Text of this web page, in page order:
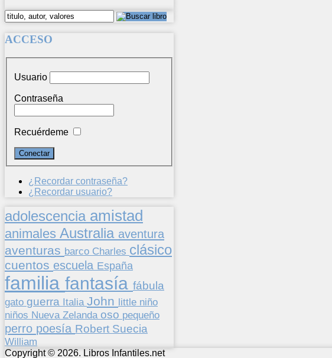
ACCESO
Usuario
Contraseña
Recuérdeme
¿Recordar contraseña?
¿Recordar usuario?
adolescencia amistad
animales Australia aventura
aventuras barco Charles clásico
cuentos escuela España
familia fantasía fábula
gato guerra Italia John little niño
niños Nueva Zelanda oso pequeño
perro poesía Robert Suecia
William
Copyright © 2026. Libros Infantiles.net